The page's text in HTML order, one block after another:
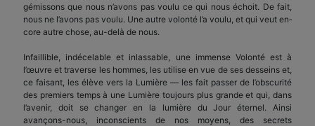
gémissons que nous n’avons pas voulu ce qui nous échoit. De fait,
nous ne l’avons pas voulu. Une autre volonté l’a voulu, et qui veut en­
core autre chose, au-delà de nous.
Infaillible, indécelable et inlassable, une immense Volonté est à
l’œuvre et traverse les hommes, les utilise en vue de ses desseins et,
ce faisant, les élève vers la Lumière — les fait passer de l’obscurité
des premiers temps à une Lumière toujours plus grande et qui, dans
l’avenir, doit se changer en la lumière du Jour éternel. Ainsi
avançons-nous, in­conscients de nos moyens, des secrets